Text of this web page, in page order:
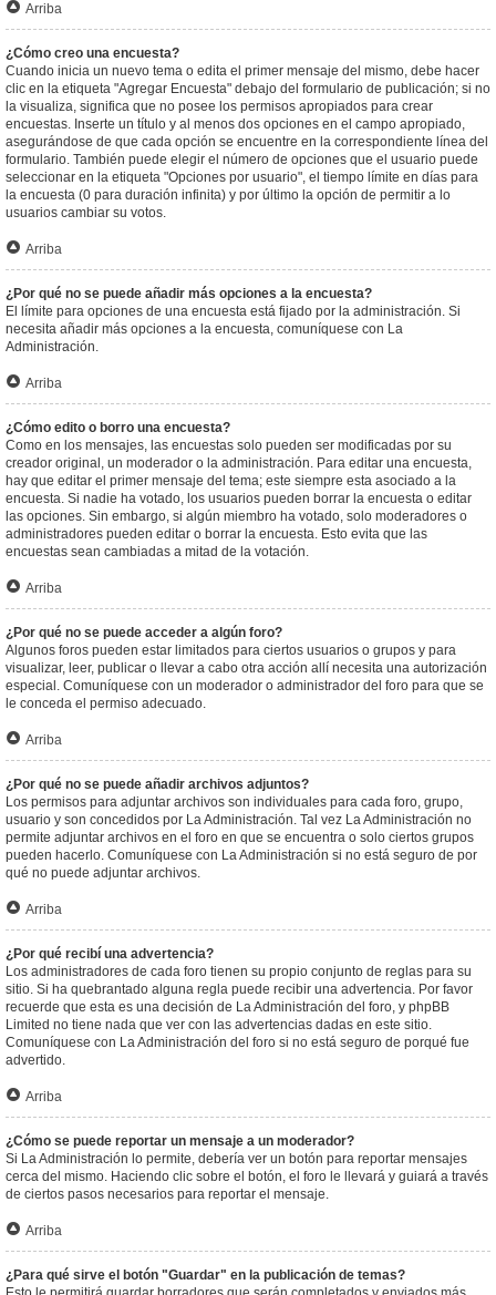
Arriba
¿Cómo creo una encuesta?
Cuando inicia un nuevo tema o edita el primer mensaje del mismo, debe hacer
clic en la etiqueta "Agregar Encuesta" debajo del formulario de publicación; si no
la visualiza, significa que no posee los permisos apropiados para crear
encuestas. Inserte un título y al menos dos opciones en el campo apropiado,
asegurándose de que cada opción se encuentre en la correspondiente línea del
formulario. También puede elegir el número de opciones que el usuario puede
seleccionar en la etiqueta "Opciones por usuario", el tiempo límite en días para
la encuesta (0 para duración infinita) y por último la opción de permitir a lo
usuarios cambiar su votos.
Arriba
¿Por qué no se puede añadir más opciones a la encuesta?
El límite para opciones de una encuesta está fijado por la administración. Si
necesita añadir más opciones a la encuesta, comuníquese con La
Administración.
Arriba
¿Cómo edito o borro una encuesta?
Como en los mensajes, las encuestas solo pueden ser modificadas por su
creador original, un moderador o la administración. Para editar una encuesta,
hay que editar el primer mensaje del tema; este siempre esta asociado a la
encuesta. Si nadie ha votado, los usuarios pueden borrar la encuesta o editar
las opciones. Sin embargo, si algún miembro ha votado, solo moderadores o
administradores pueden editar o borrar la encuesta. Esto evita que las
encuestas sean cambiadas a mitad de la votación.
Arriba
¿Por qué no se puede acceder a algún foro?
Algunos foros pueden estar limitados para ciertos usuarios o grupos y para
visualizar, leer, publicar o llevar a cabo otra acción allí necesita una autorización
especial. Comuníquese con un moderador o administrador del foro para que se
le conceda el permiso adecuado.
Arriba
¿Por qué no se puede añadir archivos adjuntos?
Los permisos para adjuntar archivos son individuales para cada foro, grupo,
usuario y son concedidos por La Administración. Tal vez La Administración no
permite adjuntar archivos en el foro en que se encuentra o solo ciertos grupos
pueden hacerlo. Comuníquese con La Administración si no está seguro de por
qué no puede adjuntar archivos.
Arriba
¿Por qué recibí una advertencia?
Los administradores de cada foro tienen su propio conjunto de reglas para su
sitio. Si ha quebrantado alguna regla puede recibir una advertencia. Por favor
recuerde que esta es una decisión de La Administración del foro, y phpBB
Limited no tiene nada que ver con las advertencias dadas en este sitio.
Comuníquese con La Administración del foro si no está seguro de porqué fue
advertido.
Arriba
¿Cómo se puede reportar un mensaje a un moderador?
Si La Administración lo permite, debería ver un botón para reportar mensajes
cerca del mismo. Haciendo clic sobre el botón, el foro le llevará y guiará a través
de ciertos pasos necesarios para reportar el mensaje.
Arriba
¿Para qué sirve el botón "Guardar" en la publicación de temas?